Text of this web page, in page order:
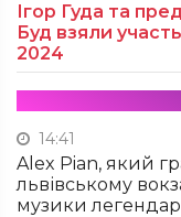
Ігор Гуда та
Буд взяли
2024
14:41
Alex Pian, який
львівському
музики